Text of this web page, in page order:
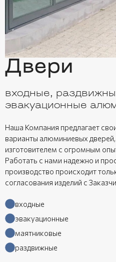
Двери
входные,
эвакуационные
Наша Компания предлагает
варианты алюминиевых
изготовителем с огромным
Работать с нами надежно и
производство происходит
согласования изделий с
входные
эвакуационные
маятниковые
раздвижные